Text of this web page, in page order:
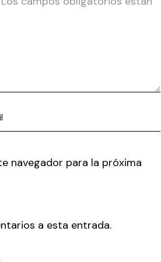
navegador para la próxima
a esta entrada.